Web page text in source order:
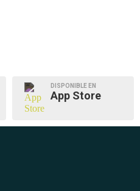
DISPONIBLE EN
App Store